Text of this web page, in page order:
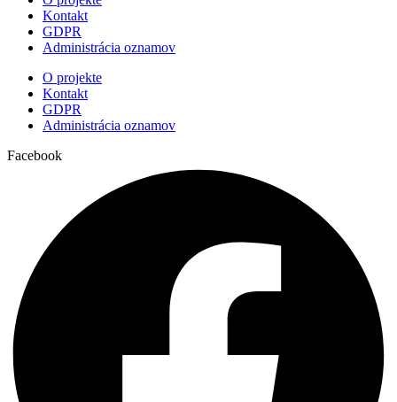
Kontakt
GDPR
Administrácia oznamov
O projekte
Kontakt
GDPR
Administrácia oznamov
Facebook